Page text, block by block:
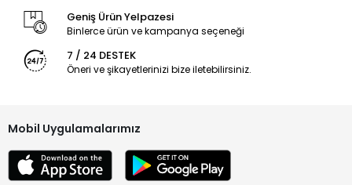
Geniş Ürün Yelpazesi
Binlerce ürün ve kampanya seçeneği
7 / 24 DESTEK
Öneri ve şikayetlerinizi bize iletebilirsiniz.
Mobil Uygulamalarımız